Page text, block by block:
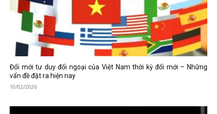
Đổi mới tư duy đối ngoại của Việt Nam thời kỳ đổi mới – Những
vấn đề đặt ra hiện nay
10/02/2026